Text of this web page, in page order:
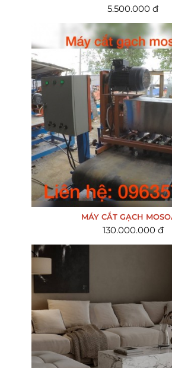
5.500.000 đ
MÁY CẮT GẠCH
130.000.000 đ